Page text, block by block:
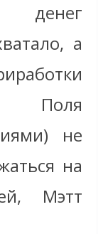
а
Поля
не
на
Мэтт